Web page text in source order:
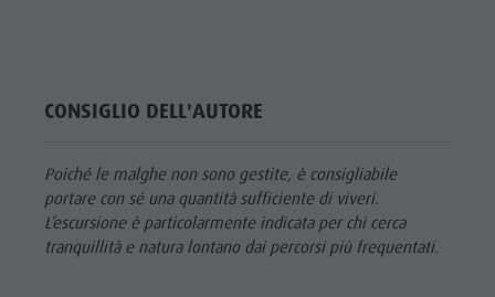
CONSIGLIO DELL'AUTORE
Poiché le malghe non sono gestite, è consigliabile
portare con sé una quantità sufficiente di viveri.
L’escursione è particolarmente indicata per chi cerca
tranquillità e natura lontano dai percorsi più frequentati.